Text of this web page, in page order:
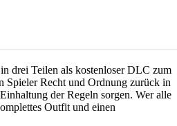
drei Teilen als kostenloser DLC zum
Spieler Recht und Ordnung zurück in
der Regeln sorgen. Wer alle
Outfit und einen